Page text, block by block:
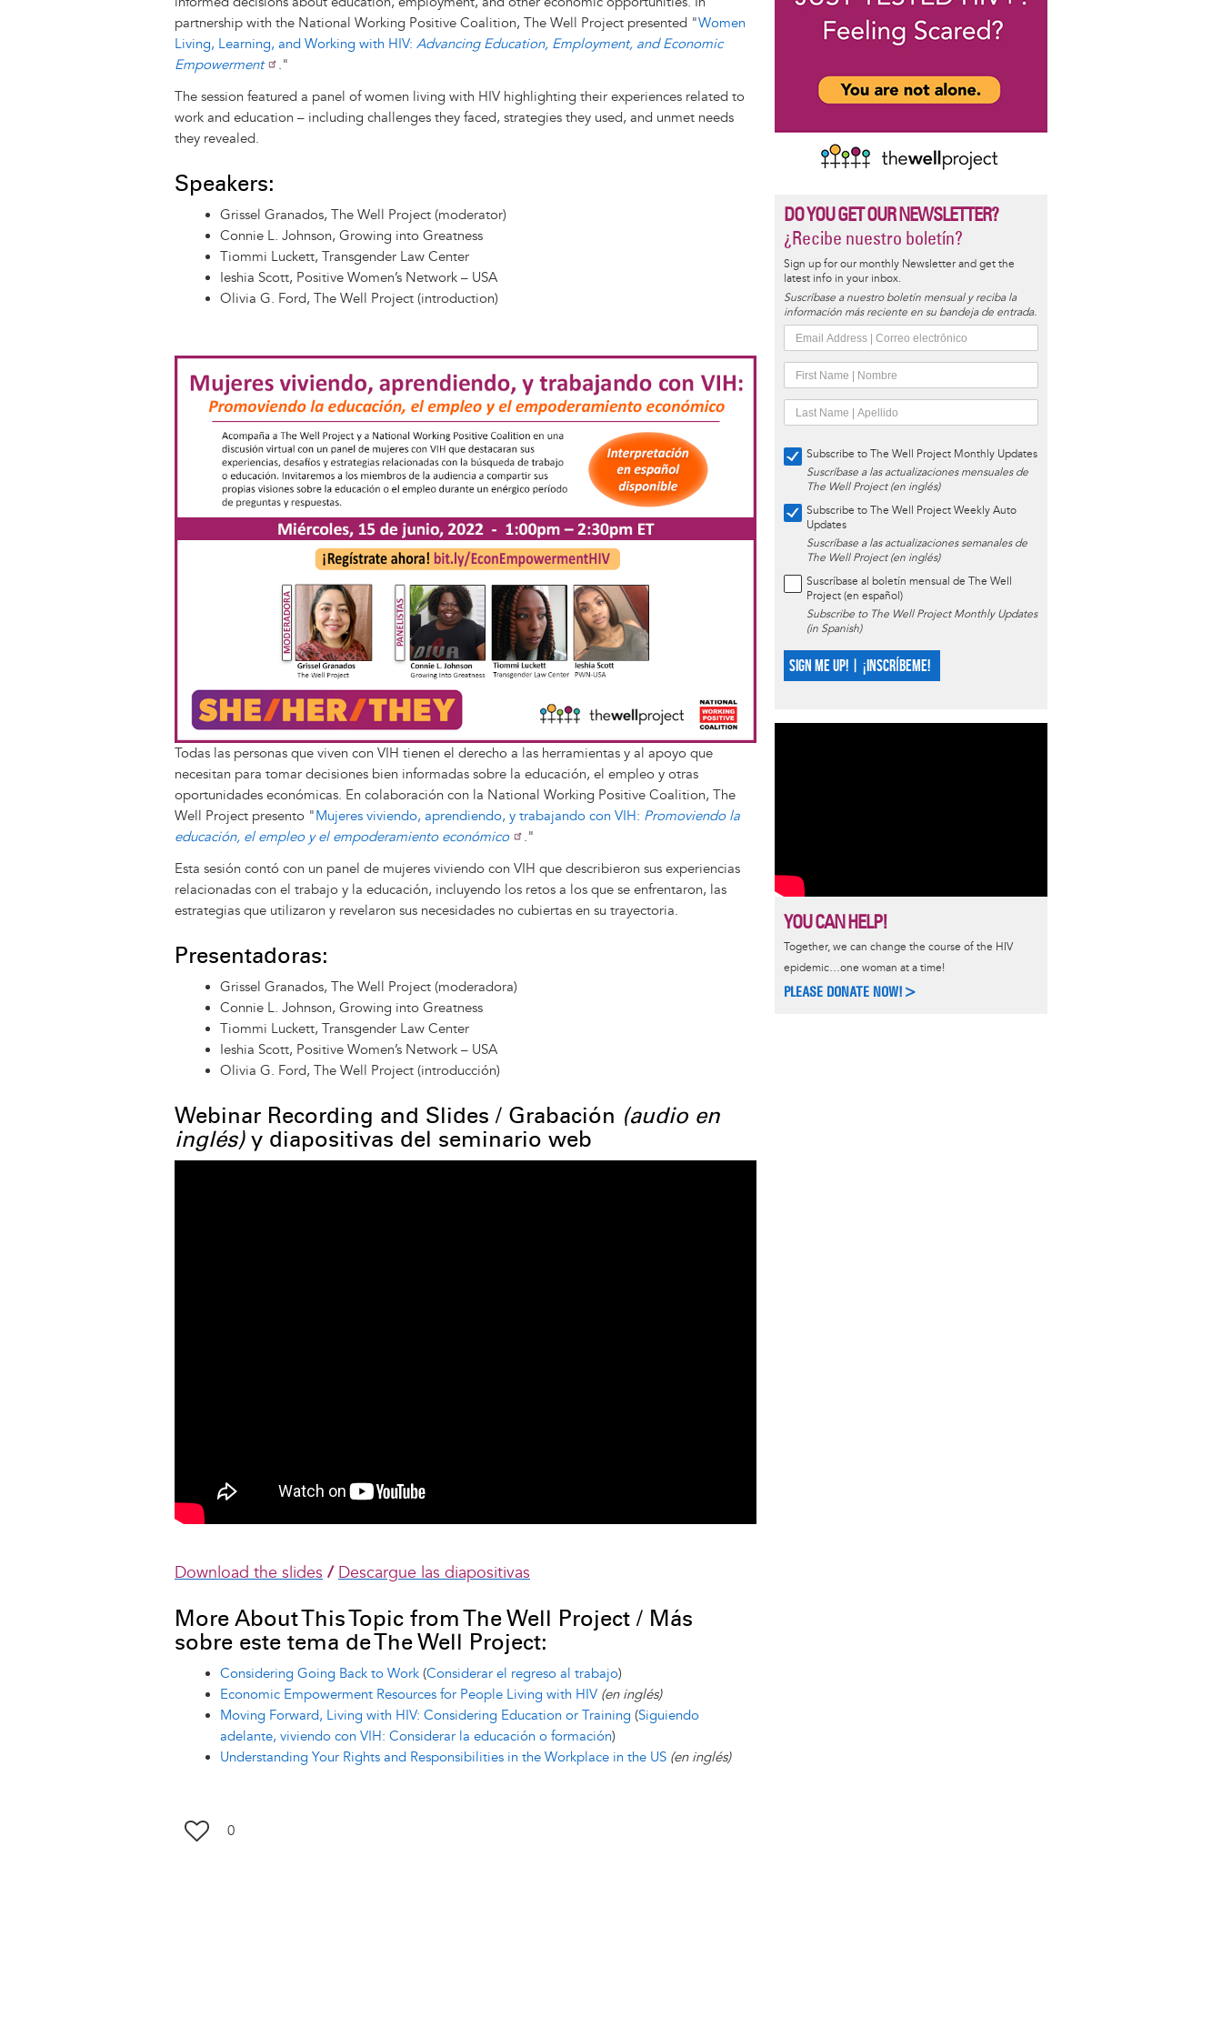
partnership with the National Working Positive Coalition, The Well Project presented "Women
Living, Learning, and Working with HIV: Advancing Education, Employment, and Economic
Empowerment
."
The session featured a panel of women living with HIV highlighting their experiences related to
work and education – including challenges they faced, strategies they used, and unmet needs
they revealed.
Speakers:
Grissel Granados, The Well Project (moderator)
Connie L. Johnson, Growing into Greatness
Tiommi Luckett, Transgender Law Center
Ieshia Scott, Positive Women’s Network – USA
Olivia G. Ford, The Well Project (introduction)
Image
Todas las personas que viven con VIH tienen el derecho a las herramientas y al apoyo que
necesitan para tomar decisiones bien informadas sobre la educación, el empleo y otras
oportunidades económicas. En colaboración con la National Working Positive Coalition, The
Well Project presento "Mujeres viviendo, aprendiendo, y trabajando con VIH: Promoviendo la
educación, el empleo y el empoderamiento económico
."
Esta sesión contó con un panel de mujeres viviendo con VIH que describieron sus experiencias
relacionadas con el trabajo y la educación, incluyendo los retos a los que se enfrentaron, las
estrategias que utilizaron y revelaron sus necesidades no cubiertas en su trayectoria.
Presentadoras:
Grissel Granados, The Well Project (moderadora)
Connie L. Johnson, Growing into Greatness
Tiommi Luckett, Transgender Law Center
Ieshia Scott, Positive Women’s Network – USA
Olivia G. Ford, The Well Project (introducción)
Webinar Recording and Slides / Grabación (audio en
inglés)y diapositivas del seminario web
Download the slides / Descargue las diapositivas
More About This Topic from The Well Project / Más
sobre este tema de The Well Project:
Considering Going Back to Work (Considerar el regreso al trabajo)
Economic Empowerment Resources for People Living with HIV (en inglés)
Moving Forward, Living with HIV: Considering Education or Training (Siguiendo
adelante, viviendo con VIH: Considerar la educación o formación)
Understanding Your Rights and Responsibilities in the Workplace in the US (en inglés)
0
DO YOU GET OUR NEWSLETTER?
¿Recibe nuestro boletín?
Sign up for our monthly Newsletter and get the
latest info in your inbox.
Suscríbase a nuestro boletín mensual y reciba la
información más reciente en su bandeja de entrada.
Subscribe to The Well Project Monthly Updates
Suscríbase a las actualizaciones mensuales de
The Well Project (en inglés)
Subscribe to The Well Project Weekly Auto
Updates
Suscríbase a las actualizaciones semanales de
The Well Project (en inglés)
Suscríbase al boletín mensual de The Well
Project (en español)
Subscribe to The Well Project Monthly Updates
(in Spanish)
SIGN ME UP! | ¡INSCRÍBEME!
YOU CAN HELP!
Together, we can change the course of the HIV
epidemic…one woman at a time!
PLEASE DONATE NOW!>